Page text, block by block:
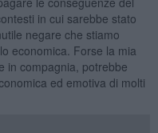
in cui sarebbe stato
negare che stiamo
economica. Forse la mia
in compagnia, potrebbe
ed emotiva di molti